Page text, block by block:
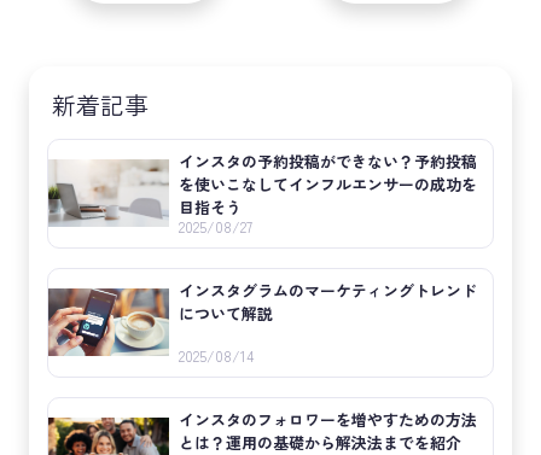
新着記事
インスタの予約投稿ができない？予約投稿
を使いこなしてインフルエンサーの成功を
目指そう
2025/08/27
インスタグラムのマーケティングトレンド
について解説
2025/08/14
インスタのフォロワーを増やすための方法
とは？運用の基礎から解決法までを紹介